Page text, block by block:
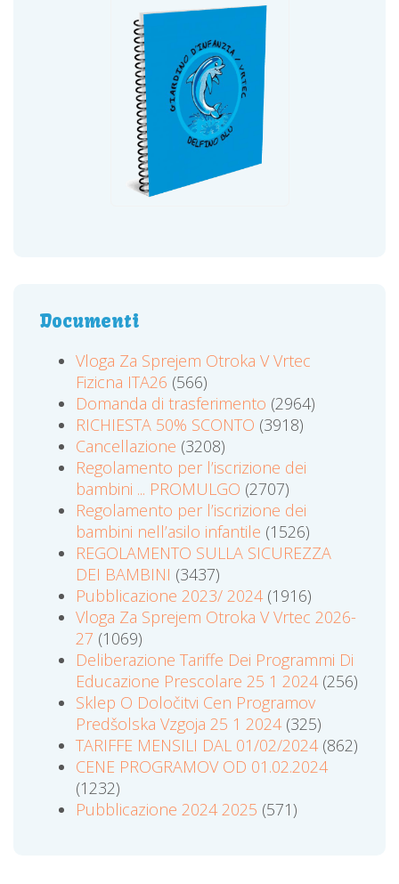
Documenti
Vloga Za Sprejem Otroka V Vrtec
Fizicna ITA26 (566)
Domanda di trasferimento (2964)
RICHIESTA 50% SCONTO (3918)
Cancellazione (3208)
Regolamento per l’iscrizione dei
bambini ... PROMULGO (2707)
Regolamento per l’iscrizione dei
bambini nell’asilo infantile (1526)
REGOLAMENTO SULLA SICUREZZA
DEI BAMBINI (3437)
Pubblicazione 2023/ 2024(1916)
Vloga Za Sprejem Otroka V Vrtec 2026-
27 (1069)
Deliberazione Tariffe Dei Programmi Di
Educazione Prescolare 25 1 2024(256)
Sklep O Določitvi Cen Programov
Predšolska Vzgoja 25 1 2024(325)
TARIFFE MENSILI DAL 01/02/2024(862)
CENE PROGRAMOV OD 01.02.2024
(1232)
Pubblicazione 2024 2025 (571)